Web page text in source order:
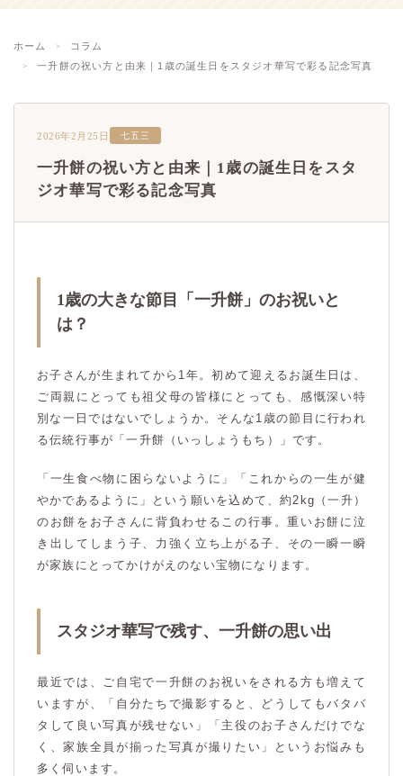
ホーム
コラム
一升餅の祝い方と由来｜1歳の誕生日をスタジオ華写で彩る記念写真
2026年2月25日 七五三
一升餅の祝い方と由来｜1歳の誕生日をスタ
ジオ華写で彩る記念写真
1歳の大きな節目「一升餅」のお祝いと
は？
お子さんが生まれてから1年。初めて迎えるお誕生日は、
ご両親にとっても祖父母の皆様にとっても、感慨深い特
別な一日ではないでしょうか。そんな1歳の節目に行われ
る伝統行事が「一升餅（いっしょうもち）」です。
「一生食べ物に困らないように」「これからの一生が健
やかであるように」という願いを込めて、約2kg（一升）
のお餅をお子さんに背負わせるこの行事。重いお餅に泣
き出してしまう子、力強く立ち上がる子、その一瞬一瞬
が家族にとってかけがえのない宝物になります。
スタジオ華写で残す、一升餅の思い出
最近では、ご自宅で一升餅のお祝いをされる方も増えて
いますが、「自分たちで撮影すると、どうしてもバタバ
タして良い写真が残せない」「主役のお子さんだけでな
く、家族全員が揃った写真が撮りたい」というお悩みも
多く伺います。